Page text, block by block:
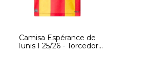
Camisa Espérance de
Tunis I 25/26 - Torcedor